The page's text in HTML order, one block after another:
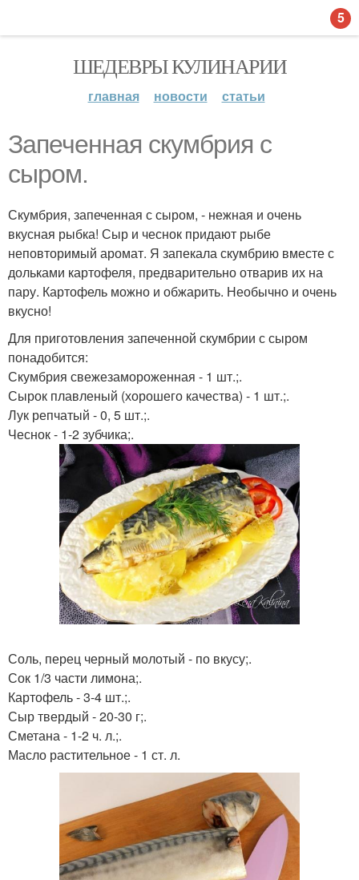
ШЕДЕВРЫ КУЛИНАРИИ
главная новости статьи
Запеченная скумбрия с
сыром.
Скумбрия, запеченная с сыром, - нежная и очень
вкусная рыбка! Сыр и чеснок придают рыбе
неповторимый аромат. Я запекала скумбрию вместе с
дольками картофеля, предварительно отварив их на
пару. Картофель можно и обжарить. Необычно и очень
вкусно!
Для приготовления запеченной скумбрии с сыром
понадобится:
Скумбрия свежезамороженная - 1 шт.;.
Сырок плавленый (хорошего качества) - 1 шт.;.
Лук репчатый - 0, 5 шт.;.
Чеснок - 1-2 зубчика;.
Соль, перец черный молотый - по вкусу;.
Сок 1/3 части лимона;.
Картофель - 3-4 шт.;.
Сыр твердый - 20-30 г;.
Сметана - 1-2 ч. л.;.
Масло растительное - 1 ст. л.
5